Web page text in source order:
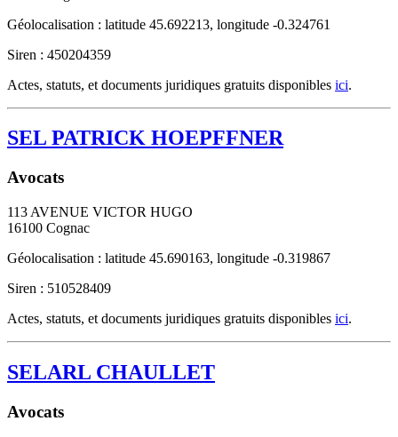
Géolocalisation : latitude 45.692213, longitude -0.324761
Siren : 450204359
Actes, statuts, et documents juridiques gratuits disponibles ici.
SEL PATRICK HOEPFFNER
Avocats
113 AVENUE VICTOR HUGO
16100 Cognac
Géolocalisation : latitude 45.690163, longitude -0.319867
Siren : 510528409
Actes, statuts, et documents juridiques gratuits disponibles ici.
SELARL CHAULLET
Avocats